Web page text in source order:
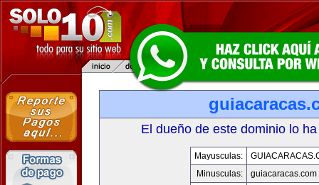
El dueño de este dominio lo
Mayusculas:
Minusculas:
guiacaracas.com